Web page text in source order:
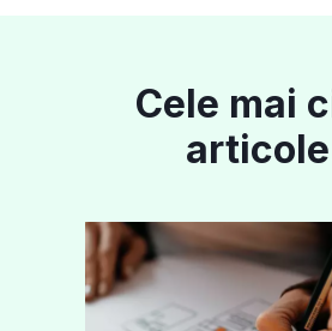
Cele mai
articole